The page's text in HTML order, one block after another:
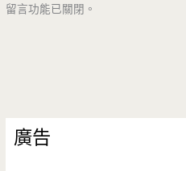
留言功能已關閉。
廣告